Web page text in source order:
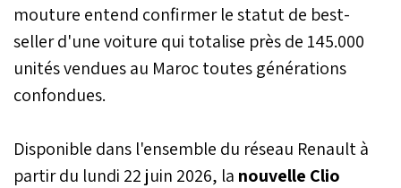
mouture entend confirmer le statut de best-
seller d'une voiture qui totalise près de 145.000
unités vendues au Maroc toutes générations
confondues.
Disponible dans l'ensemble du réseau Renault à
partir du lundi 22 juin 2026, la nouvelle Clio